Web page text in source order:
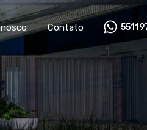
imóvel Trabalhe
Contato